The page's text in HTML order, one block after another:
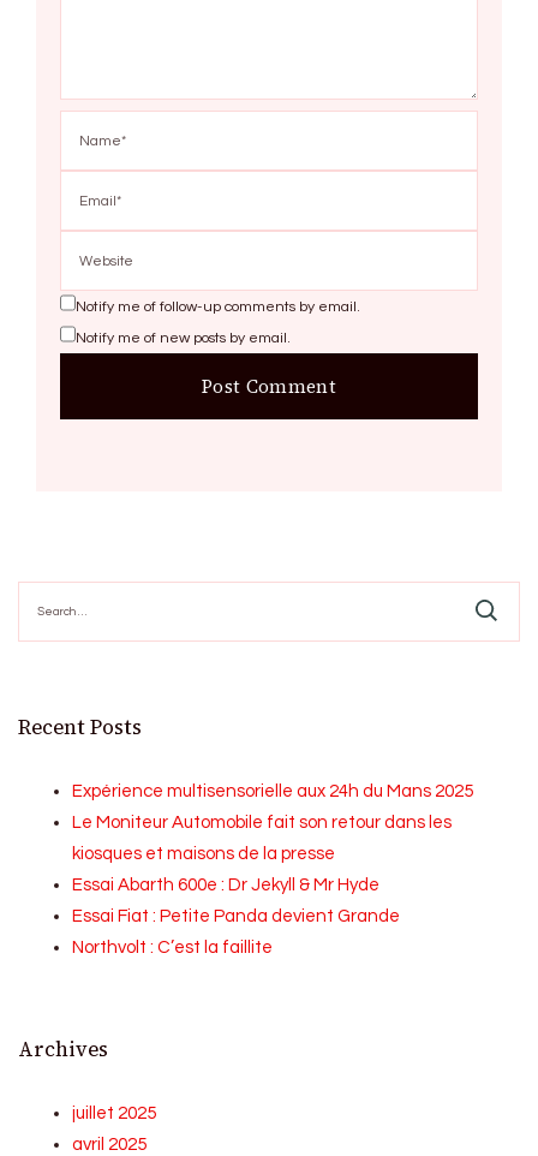
Notify me of follow-up comments by email.
Notify me of new posts by email.
for:
Recent Posts
Expérience multisensorielle aux 24h du Mans 2025
Le Moniteur Automobile fait son retour dans les
kiosques et maisons de la presse
Essai Abarth 600e : Dr Jekyll & Mr Hyde
Essai Fiat : Petite Panda devient Grande
Northvolt : C’est la faillite
Archives
juillet 2025
avril 2025